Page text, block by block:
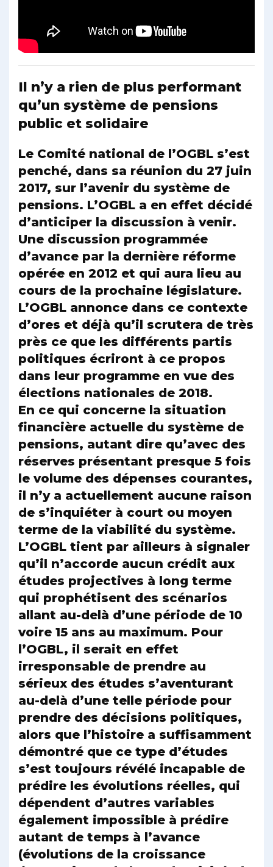
Il n’y a rien de plus performant
qu’un système de pensions
public et solidaire
Le Comité national de l’OGBL s’est
penché, dans sa réunion du 27 juin
2017, sur l’avenir du système de
pensions. L’OGBL a en effet décidé
d’anticiper la discussion à venir.
Une discussion programmée
d’avance par la dernière réforme
opérée en 2012 et qui aura lieu au
cours de la prochaine législature.
L’OGBL annonce dans ce contexte
d’ores et déjà qu’il scrutera de très
près ce que les différents partis
politiques écriront à ce propos
dans leur programme en vue des
élections nationales de 2018.
En ce qui concerne la situation
financière actuelle du système de
pensions, autant dire qu’avec des
réserves présentant presque 5 fois
le volume des dépenses courantes,
il n’y a actuellement aucune raison
de s’inquiéter à court ou moyen
terme de la viabilité du système.
L’OGBL tient par ailleurs à signaler
qu’il n’accorde aucun crédit aux
études projectives à long terme
qui prophétisent des scénarios
allant au-delà d’une période de 10
voire 15 ans au maximum. Pour
l’OGBL, il serait en effet
irresponsable de prendre au
sérieux des études s’aventurant
au-delà d’une telle période pour
prendre des décisions politiques,
alors que l’histoire a suffisamment
démontré que ce type d’études
s’est toujours révélé incapable de
prédire les évolutions réelles, qui
dépendent d’autres variables
également impossible à prédire
autant de temps à l’avance
(évolutions de la croissance